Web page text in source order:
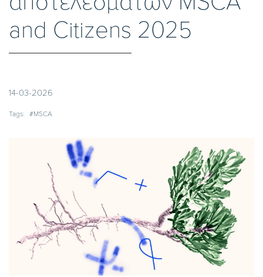
and Citizens 2025
14-03-2026
Tags: #MSCA